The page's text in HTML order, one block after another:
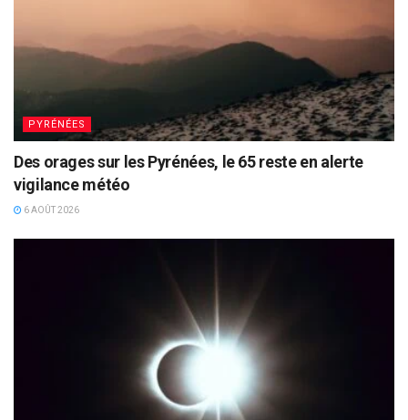
PYRÉNÉES
Des orages sur les Pyrénées, le 65 reste en alerte
vigilance météo
6 AOÛT 2026